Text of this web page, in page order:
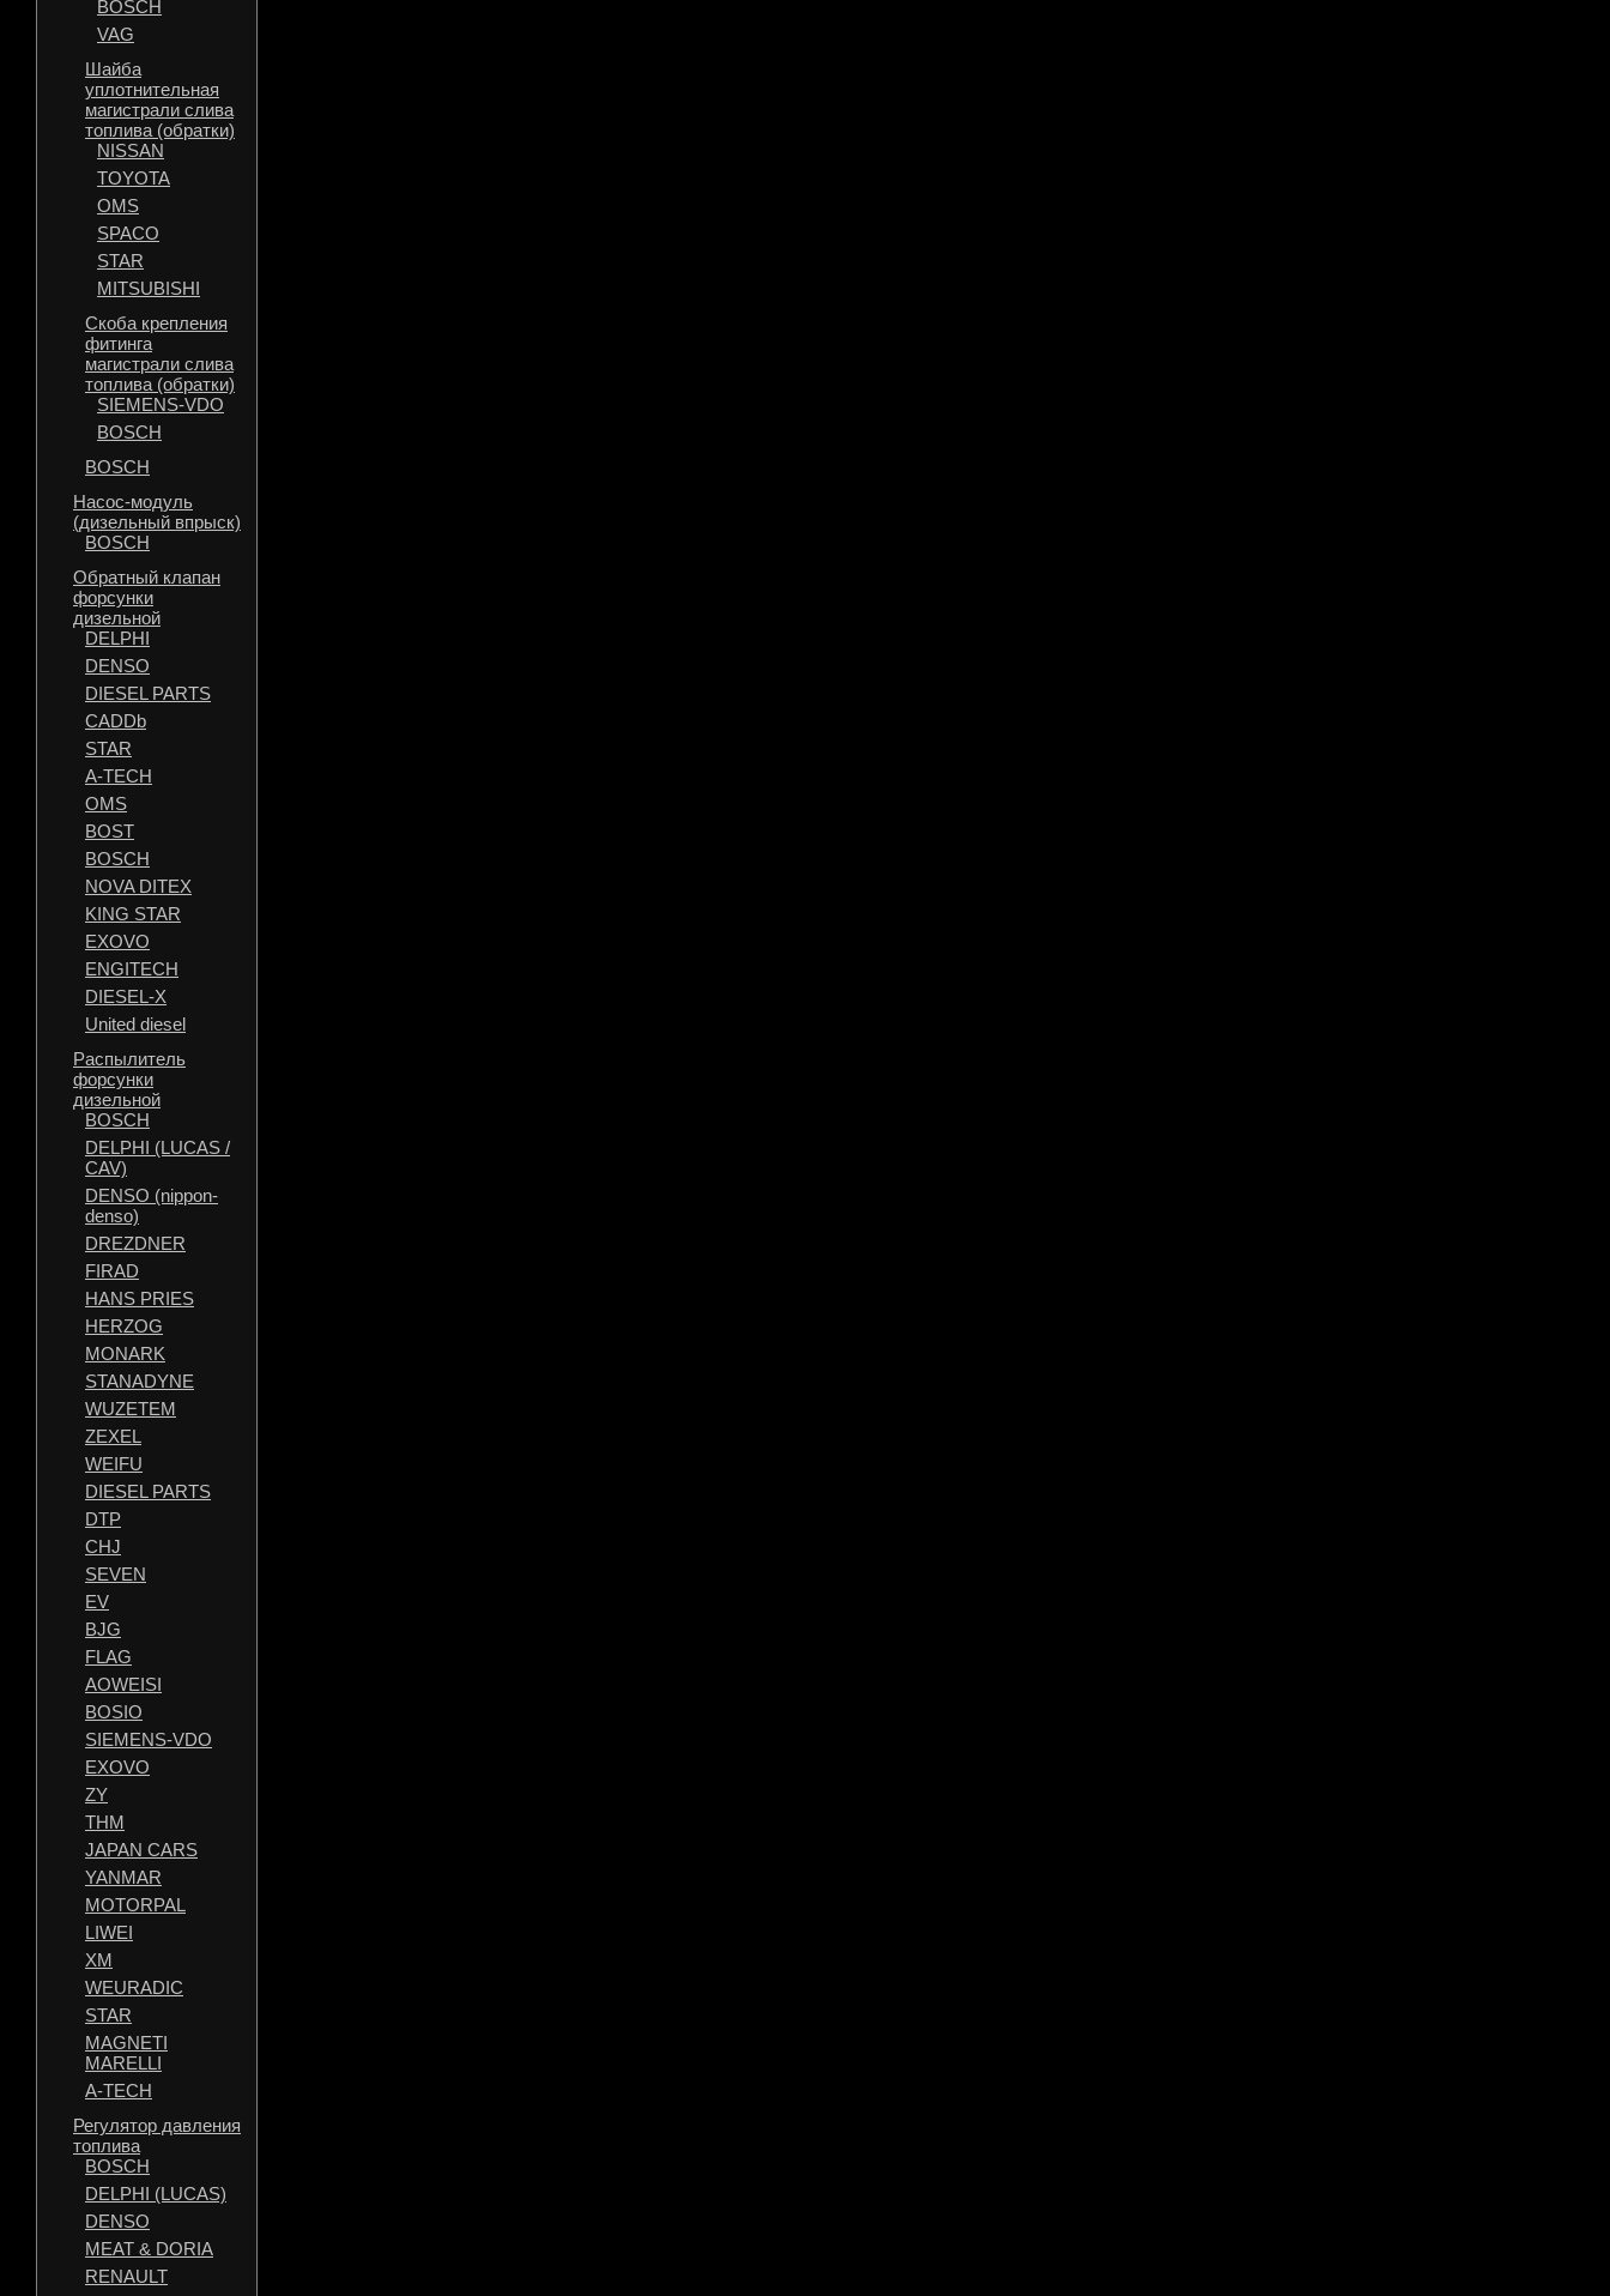
BOSCH
VAG
Шайба
уплотнительная
магистрали слива
топлива (обратки)
NISSAN
TOYOTA
OMS
SPACO
STAR
MITSUBISHI
Скоба крепления
фитинга
магистрали слива
топлива (обратки)
SIEMENS-VDO
BOSCH
BOSCH
Насос-модуль
(дизельный впрыск)
BOSCH
Обратный клапан
форсунки
дизельной
DELPHI
DENSO
DIESEL PARTS
CADDb
STAR
A-TECH
OMS
BOST
BOSCH
NOVA DITEX
KING STAR
EXOVO
ENGITECH
DIESEL-X
United diesel
Распылитель
форсунки
дизельной
BOSCH
DELPHI (LUCAS /
CAV)
DENSO (nippon-
denso)
DREZDNER
FIRAD
HANS PRIES
HERZOG
MONARK
STANADYNE
WUZETEM
ZEXEL
WEIFU
DIESEL PARTS
DTP
CHJ
SEVEN
EV
BJG
FLAG
AOWEISI
BOSIO
SIEMENS-VDO
EXOVO
ZY
THM
JAPAN CARS
YANMAR
MOTORPAL
LIWEI
XM
WEURADIC
STAR
MAGNETI
MARELLI
A-TECH
Регулятор давления
топлива
BOSCH
DELPHI (LUCAS)
DENSO
MEAT & DORIA
RENAULT